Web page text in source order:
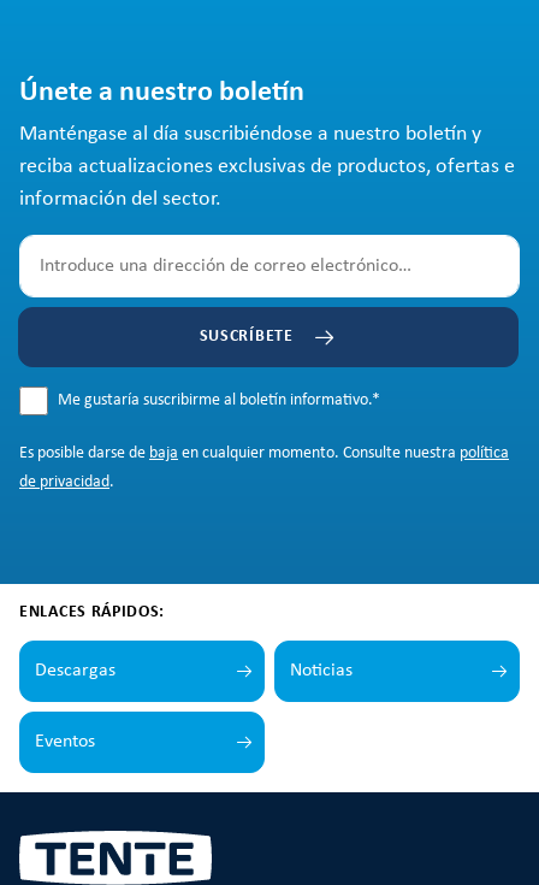
Únete a nuestro boletín
Manténgase al día suscribiéndose a nuestro boletín y
reciba actualizaciones exclusivas de productos, ofertas e
información del sector.
SUSCRÍBETE
Me gustaría suscribirme al boletín informativo.*
Es posible darse de baja en cualquier momento. Consulte nuestra política
de privacidad.
ENLACES RÁPIDOS:
Descargas Noticias
Eventos